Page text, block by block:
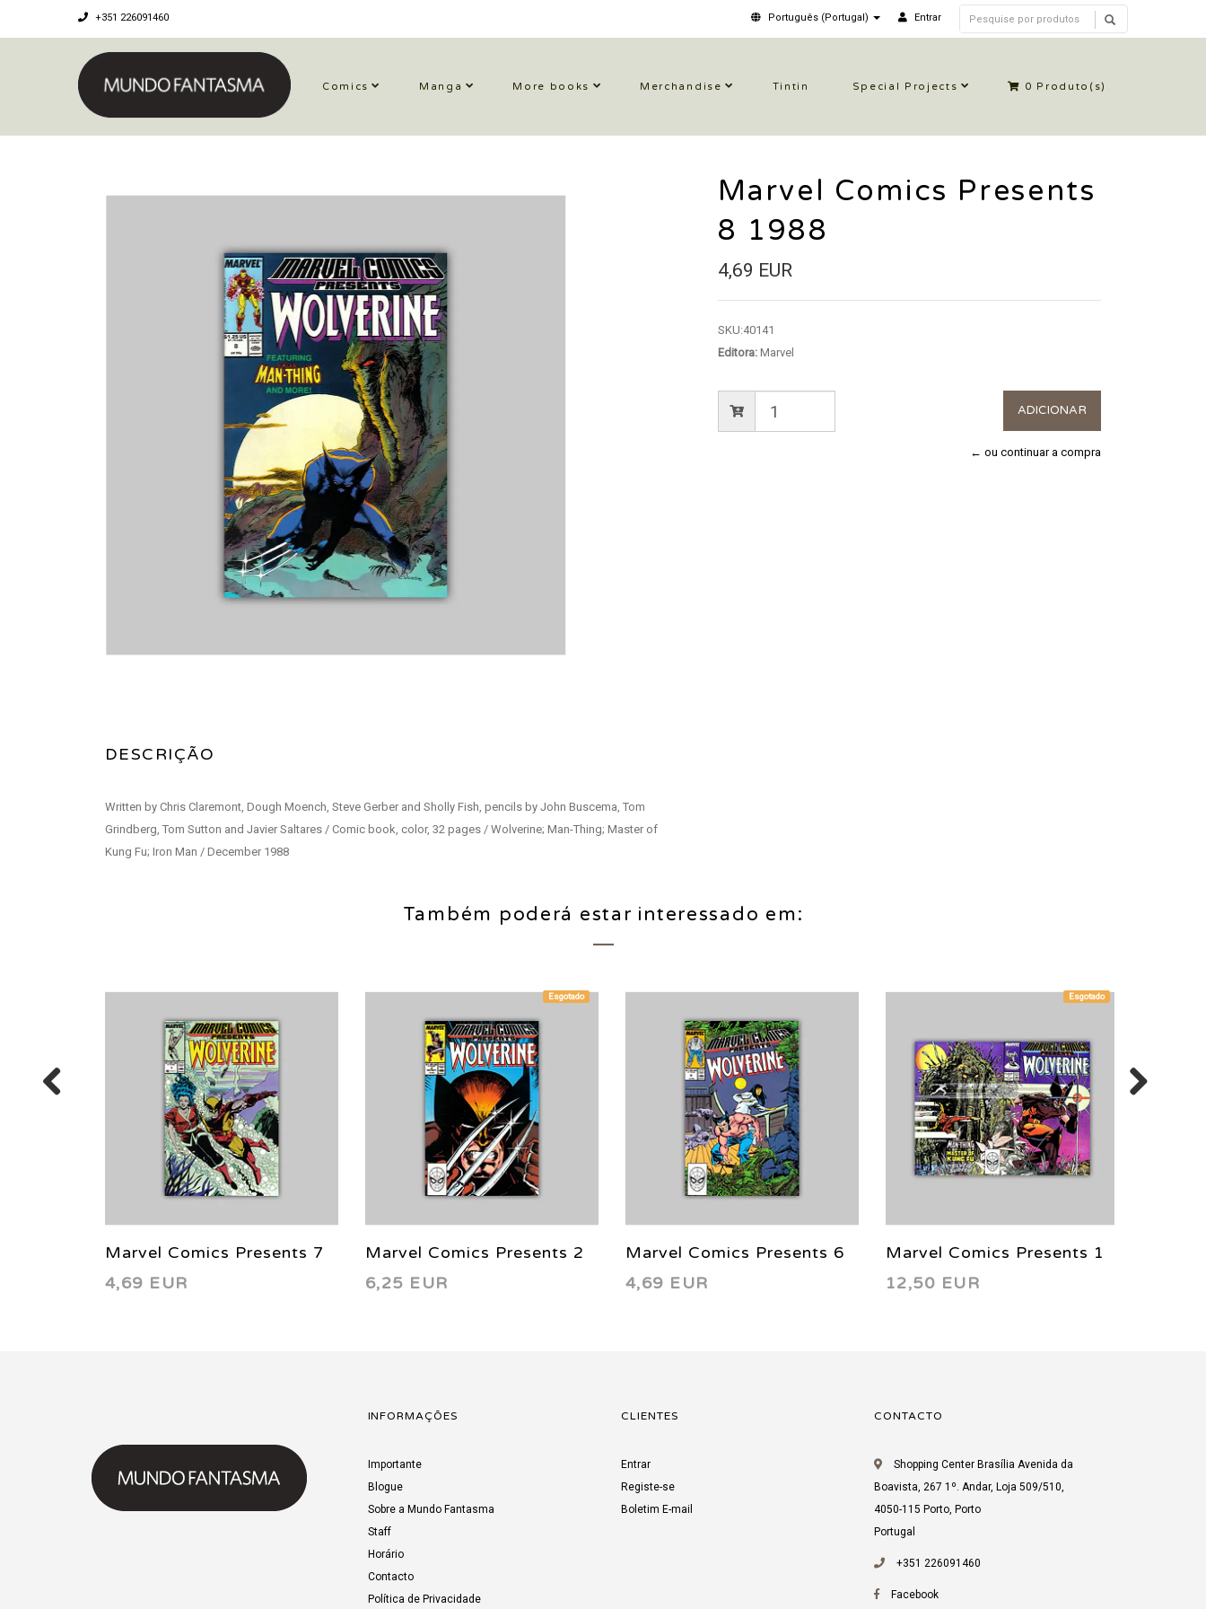
+351 226091460 Português (Portugal) Entrar
Comics Manga More books Merchandise Tintin Special Projects 0 Produto(s)
DESCRIÇÃO
Written by Chris Claremont, Dough Moench, Steve Gerber and Sholly Fish, pencils by John Buscema, Tom
Grindberg, Tom Sutton and Javier Saltares / Comic book, color, 32 pages / Wolverine; Man-Thing; Master of
Kung Fu; Iron Man / December 1988
Marvel Comics Presents
8 1988
4,69 EUR
SKU:40141
Editora:Marvel
← ou continuar a compra
Também poderá estar interessado em:
Marvel Comics Presents 7
1988
4,69 EUR
Esgotado
Marvel Comics Presents 2
1988
6,25 EUR
Marvel Comics Presents 6
1988
4,69 EUR
Esgotado
Marvel Comics Presents 1
1988
12,50 EUR
INFORMAÇÕES
Importante
Blogue
Sobre a Mundo Fantasma
Staff
Horário
Contacto
Política de Privacidade
CLIENTES
Entrar
Registe-se
Boletim E-mail
CONTACTO
Shopping Center Brasília Avenida da
Boavista, 267 1º. Andar, Loja 509/510,
4050-115 Porto, Porto
Portugal
+351 226091460
Facebook